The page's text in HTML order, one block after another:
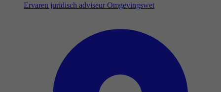
Ervaren juridisch adviseur Omgevingswet